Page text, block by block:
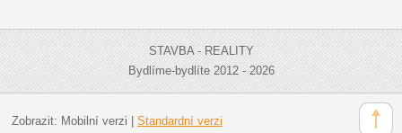
STAVBA - REALITY
Bydlíme-bydlíte 2012 - 2026
Zobrazit: Mobilní verzi | Standardní verzi